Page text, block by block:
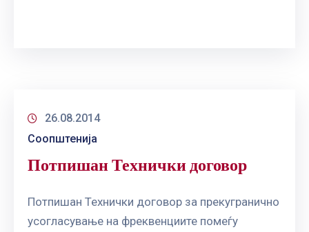
26.08.2014
Соопштенија
Потпишан Технички договор
Потпишан Технички договор за прекугранично
усогласување на фреквенциите помеѓу